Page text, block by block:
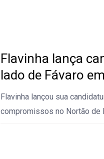
Flavinha lança
lado de Fávaro
Flavinha lançou sua
compromissos no Nortão de